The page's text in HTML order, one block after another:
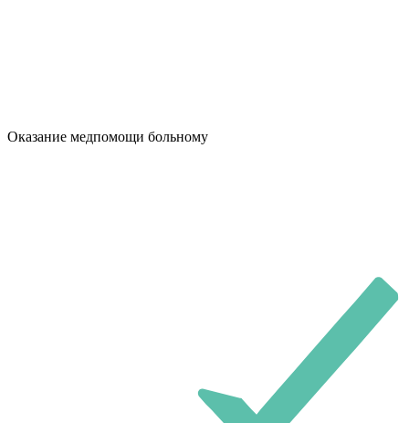
Оказание медпомощи больному